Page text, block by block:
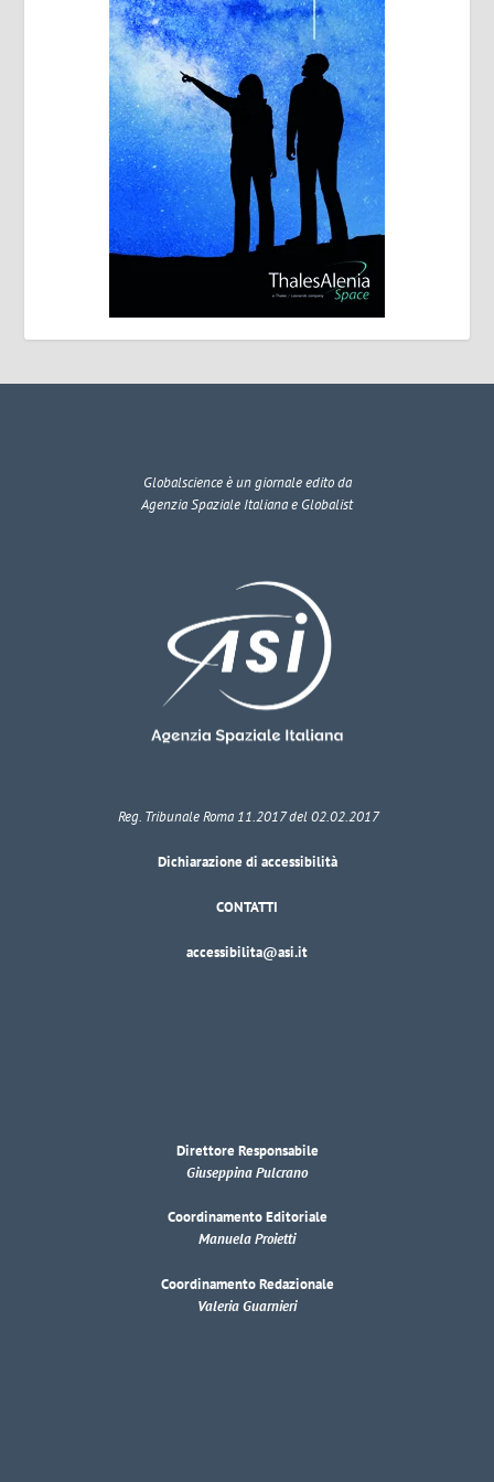
Globalscienceè un giornale edito da
Agenzia Spaziale Italiana e Globalist
Reg. Tribunale Roma 11.2017 del 02.02.2017
Dichiarazione di accessibilità
CONTATTI
accessibilita@asi.it
Direttore Responsabile
Giuseppina Pulcrano
Coordinamento Editoriale
Manuela Proietti
Coordinamento Redazionale
Valeria Guarnieri